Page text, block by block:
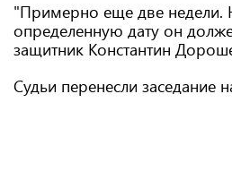
"Примерно еще две
определенную дату он
защитник Константин
Судьи перенесли заседание